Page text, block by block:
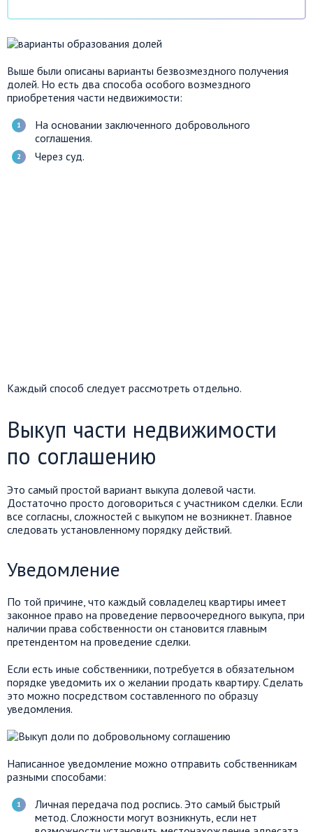
Выше были описаны варианты безвозмездного получения
долей. Но есть два способа особого возмездного
приобретения части недвижимости:
На основании заключенного добровольного
соглашения.
Через суд.
Каждый способ следует рассмотреть отдельно.
Выкуп части недвижимости
по соглашению
Это самый простой вариант выкупа долевой части.
Достаточно просто договориться с участником сделки. Если
все согласны, сложностей с выкупом не возникнет. Главное
следовать установленному порядку действий.
Уведомление
По той причине, что каждый совладелец квартиры имеет
законное право на проведение первоочередного выкупа, при
наличии права собственности он становится главным
претендентом на проведение сделки.
Если есть иные собственники, потребуется в обязательном
порядке уведомить их о желании продать квартиру. Сделать
это можно посредством составленного по образцу
уведомления.
Написанное уведомление можно отправить собственникам
разными способами:
Личная передача под роспись. Это самый быстрый
метод. Сложности могут возникнуть, если нет